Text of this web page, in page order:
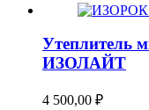
Утеплитель
ИЗОЛАЙТ
4 500,00 ₽